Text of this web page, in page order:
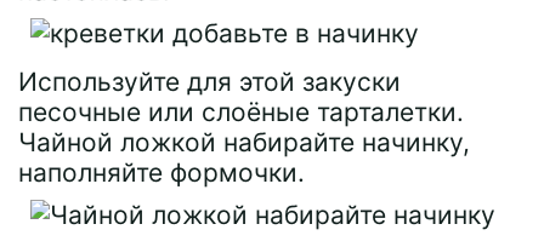
Используйте для этой закуски
песочные или слоёные тарталетки.
Чайной ложкой набирайте начинку,
наполняйте формочки.